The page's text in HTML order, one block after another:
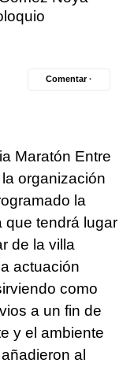
Comentar ·
Maratón Entre
organización
la
que tendrá lugar
de la villa
actuación
como
a un fin de
y el ambiente
al